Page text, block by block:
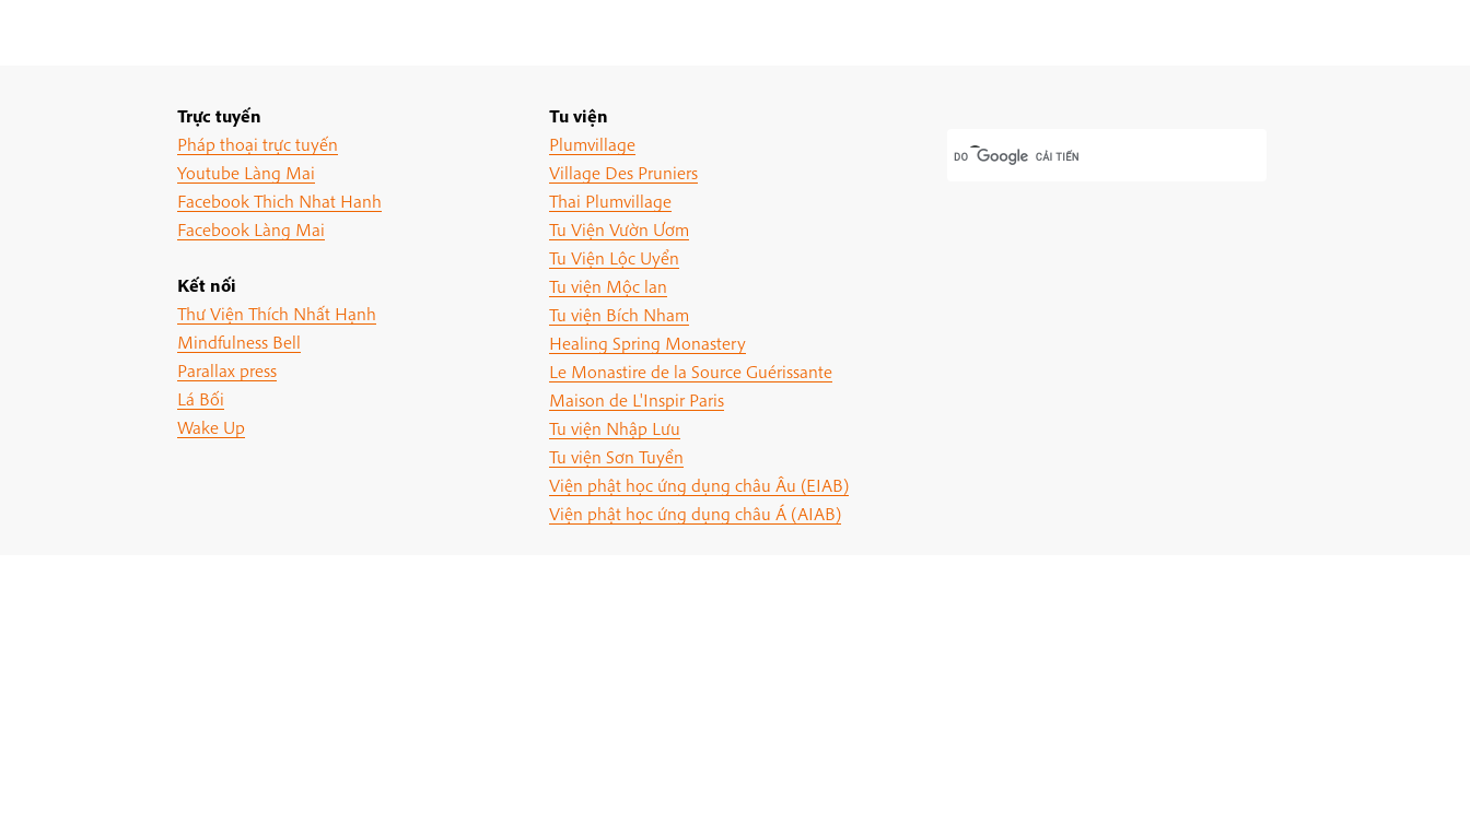
Trực tuyến
Pháp thoại trực tuyến
Youtube Làng Mai
Facebook Thich Nhat Hanh
Facebook Làng Mai
Kết nối
Thư Viện Thích Nhất Hạnh
Mindfulness Bell
Parallax press
Lá Bối
Wake Up
Tu viện
Plumvillage
Village Des Pruniers
Thai Plumvillage
Tu Viện Vườn Ươm
Tu Viện Lộc Uyển
Tu viện Mộc lan
Tu viện Bích Nham
Healing Spring Monastery
Le Monastire de la Source Guérissante
Maison de L'Inspir Paris
Tu viện Nhập Lưu
Tu viện Sơn Tuyền
Viện phật học ứng dụng châu Âu (EIAB)
Viện phật học ứng dụng châu Á (AIAB)